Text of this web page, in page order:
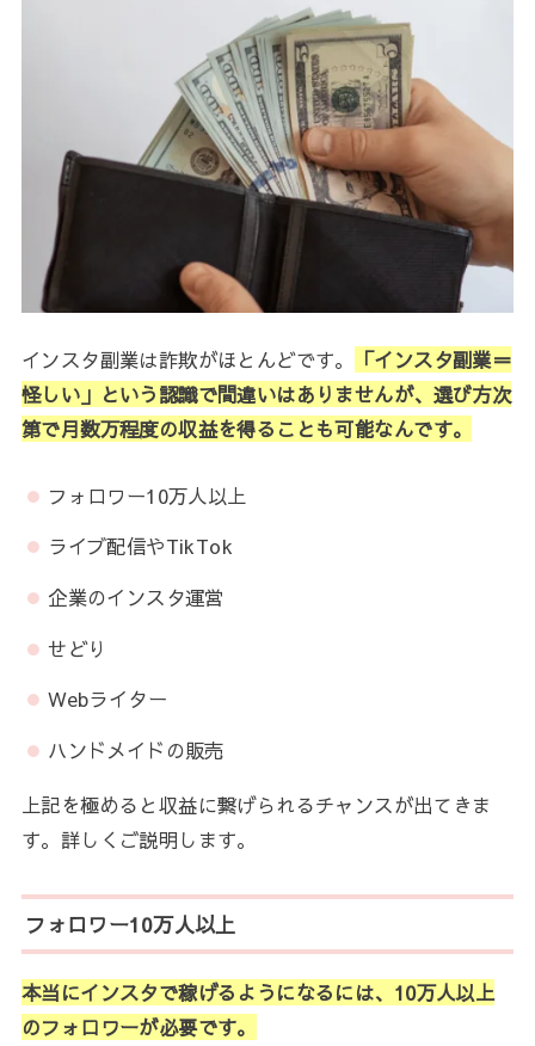
インスタ副業は詐欺がほとんどです。
「インスタ副業＝
怪しい」という認識で間違いはありませんが、選び方次
第で月数万程度の収益を得ることも可能なんです。
フォロワー10万人以上
ライブ配信やTikTok
企業のインスタ運営
せどり
Webライター
ハンドメイドの販売
上記を極めると収益に繋げられるチャンスが出てきま
す。詳しくご説明します。
フォロワー10万人以上
本当にインスタで稼げるようになるには、10万人以上
のフォロワーが必要です。